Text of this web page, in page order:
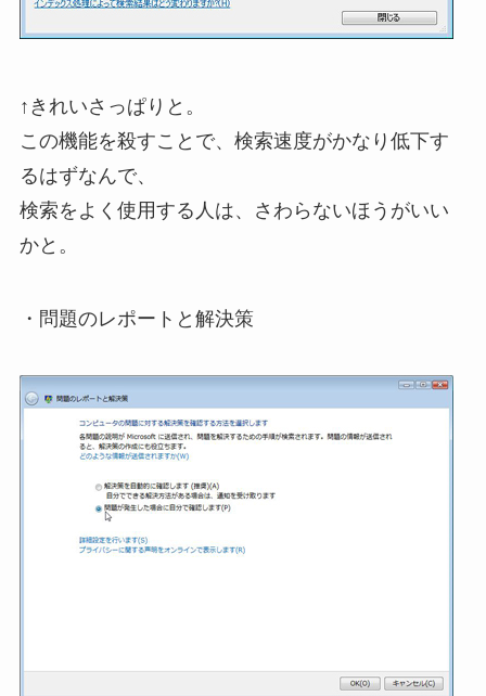
↑きれいさっぱりと。
この機能を殺すことで、検索速度がかなり低下す
るはずなんで、
検索をよく使用する人は、さわらないほうがいい
かと。
・問題のレポートと解決策